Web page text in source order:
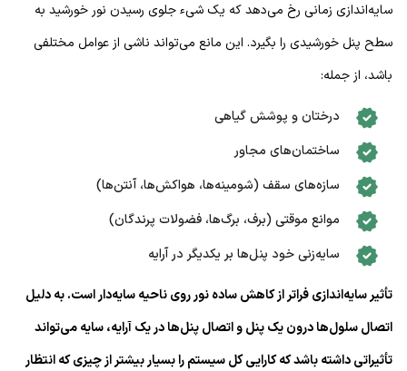
سایه‌اندازی زمانی رخ می‌دهد که یک شیء جلوی رسیدن نور خورشید به
سطح پنل خورشیدی را بگیرد. این مانع می‌تواند ناشی از عوامل مختلفی
باشد، از جمله:
درختان و پوشش گیاهی
ساختمان‌های مجاور
سازه‌های سقف (شومینه‌ها، هواکش‌ها، آنتن‌ها)
موانع موقتی (برف، برگ‌ها، فضولات پرندگان)
سایه‌زنی خود پنل‌ها بر یکدیگر در آرایه
تأثیر سایه‌اندازی فراتر از کاهش ساده نور روی ناحیه سایه‌دار است. به دلیل
اتصال سلول‌ها درون یک پنل و اتصال پنل‌ها در یک آرایه، سایه‌ می‌تواند
تأثیراتی داشته باشد که کارایی کل سیستم را بسیار بیشتر از چیزی که انتظار